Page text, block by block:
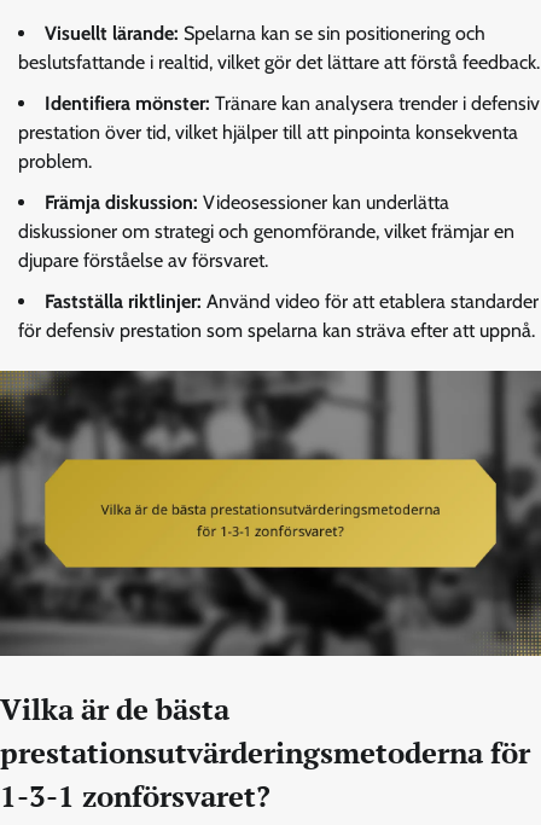
Visuellt lärande: Spelarna kan se sin positionering och
beslutsfattande i realtid, vilket gör det lättare att förstå feedback.
Identifiera mönster: Tränare kan analysera trender i defensiv
prestation över tid, vilket hjälper till att pinpointa konsekventa
problem.
Främja diskussion: Videosessioner kan underlätta
diskussioner om strategi och genomförande, vilket främjar en
djupare förståelse av försvaret.
Fastställa riktlinjer: Använd video för att etablera standarder
för defensiv prestation som spelarna kan sträva efter att uppnå.
Vilka är de bästa
prestationsutvärderingsmetoderna för
1-3-1 zonförsvaret?